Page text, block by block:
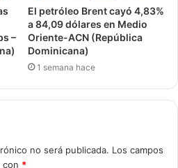
–
El petróleo Brent cayó 4,83%
a 84,09 dólares en Medio
Oriente-ACN (República
Dominicana)
1 semana hace
no será publicada. Los campos
con *